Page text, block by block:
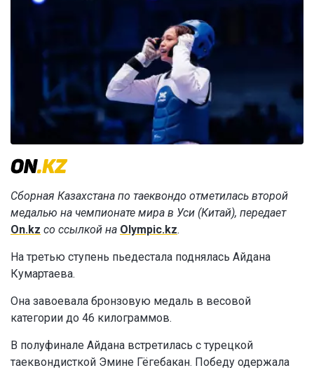
Сборная Казахстана по таеквондо отметилась второй
медалью на чемпионате мира в Уси (Китай), передает
On.kz со ссылкой на Olympic.kz.
На третью ступень пьедестала поднялась Айдана
Кумартаева.
Она завоевала бронзовую медаль в весовой
категории до 46 килограммов.
В полуфинале Айдана встретилась с турецкой
таеквондисткой Эмине Гёгебакан. Победу одержала